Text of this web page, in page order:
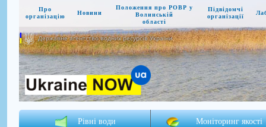
Про
організацію
Новини
Положення про РОВР у
Волинській
області
Підвідомчі
організації
Державне агентство водних ресурсів України
Рівні води Моніторинг якості